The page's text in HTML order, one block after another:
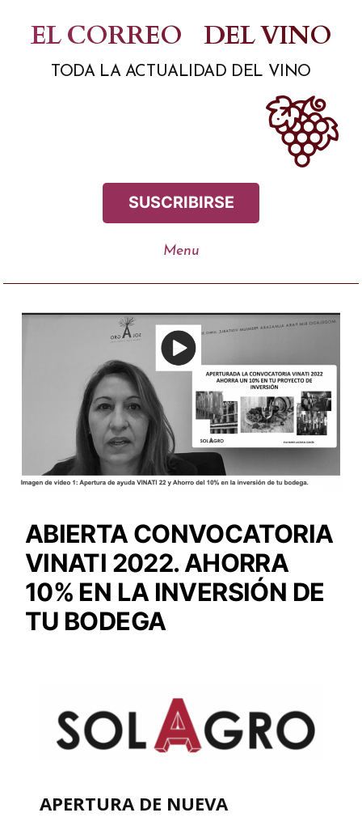
contenido
EL CORREO DEL VINO
TODA LA ACTUALIDAD DEL VINO
SUSCRIBIRSE
ABIERTA CONVOCATORIA
VINATI 2022. AHORRA
10% EN LA INVERSIÓN DE
TU BODEGA
APERTURA DE NUEVA